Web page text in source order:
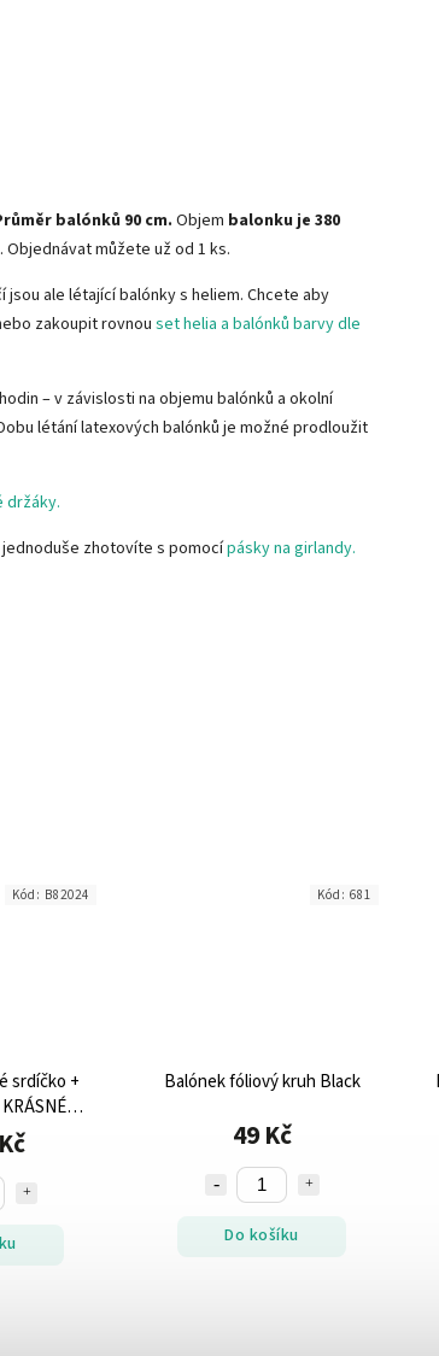
balónků 90 cm. Objem balonku je 380
. Objednávat můžete už od 1 ks.
ale létající balónky s heliem. Chcete aby
zakoupit rovnou set helia a balónků barvy dle
– v závislosti na objemu balónků a okolní
létání latexových balónků je možné prodloužit
držáky.
zhotovíte s pomocípásky na girlandy.
Kód: B82024
Balónek fóliový kruh Black
49 Kč
Do košíku
Kód: 681